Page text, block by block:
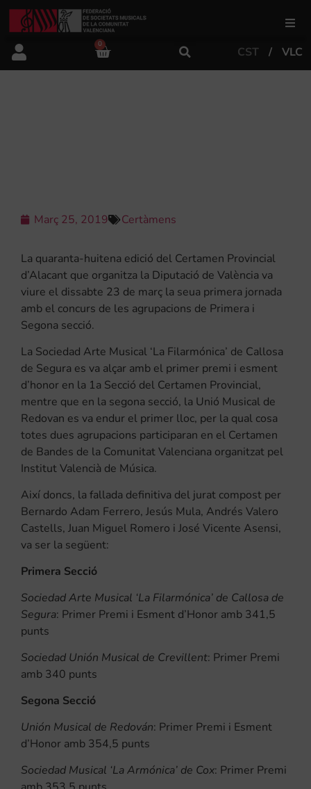
FSMCV
Tenda
0
CST VLC
Març 25, 2019 Certàmens
La quaranta-huitena edició del Certamen Provincial
d’Alacant que organitza la Diputació de València va
viure el dissabte 23 de març la seua primera jornada
amb el concurs de les agrupacions de Primera i
Segona secció.
La Sociedad Arte Musical ‘La Filarmónica’ de Callosa
de Segura es va alçar amb el primer premi i esment
d’honor en la 1a Secció del Certamen Provincial,
mentre que en la segona secció, la Unió Musical de
Redovan es va endur el primer lloc, per la qual cosa
totes dues agrupacions participaran en el Certamen
de Bandes de la Comunitat Valenciana organitzat pel
Institut Valencià de Música.
Així doncs, la fallada definitiva del jurat compost per
Bernardo Adam Ferrero, Jesús Mula, Andrés Valero
Castells, Juan Miguel Romero i José Vicente Asensi,
va ser la següent:
Primera Secció
Sociedad Arte Musical ‘La Filarmónica’ de Callosa de
Segura: Primer Premi i Esment d’Honor amb 341,5
punts
Sociedad Unión Musical de Crevillent: Primer Premi
amb 340 punts
Segona Secció
Unión Musical de Redován: Primer Premi i Esment
d’Honor amb 354,5 punts
Sociedad Musical ‘La Armónica’ de Cox: Primer Premi